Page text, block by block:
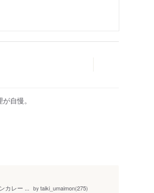
自慢。
カレー ... by taiki_umaimon(275)